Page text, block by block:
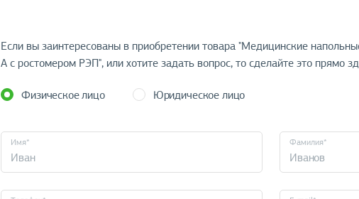
Если вы заинтересованы в приобретении товара "Медицинские
А с ростомером РЭП", или хотите задать вопрос, то сделайте это прямо
Физическое лицо Юридическое лицо
Имя* Фамилия*